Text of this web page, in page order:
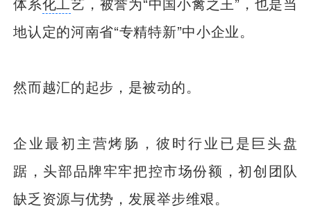
地认定的河南省“专精特新”中小企业。
然而越汇的起步，是被动的。
企业最初主营烤肠，彼时行业已是巨头盘
踞，头部品牌牢牢把控市场份额，初创团队
缺乏资源与优势，发展举步维艰。